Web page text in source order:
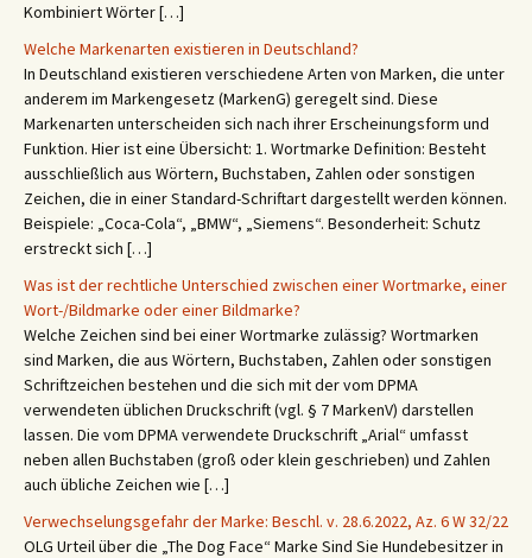
Kombiniert Wörter […]
Welche Markenarten existieren in Deutschland?
In Deutschland existieren verschiedene Arten von Marken, die unter
anderem im Markengesetz (MarkenG) geregelt sind. Diese
Markenarten unterscheiden sich nach ihrer Erscheinungsform und
Funktion. Hier ist eine Übersicht: 1. Wortmarke Definition: Besteht
ausschließlich aus Wörtern, Buchstaben, Zahlen oder sonstigen
Zeichen, die in einer Standard-Schriftart dargestellt werden können.
Beispiele: „Coca-Cola“, „BMW“, „Siemens“. Besonderheit: Schutz
erstreckt sich […]
Was ist der rechtliche Unterschied zwischen einer Wortmarke, einer
Wort-/Bildmarke oder einer Bildmarke?
Welche Zeichen sind bei einer Wortmarke zulässig? Wortmarken
sind Marken, die aus Wörtern, Buchstaben, Zahlen oder sonstigen
Schriftzeichen bestehen und die sich mit der vom DPMA
verwendeten üblichen Druckschrift (vgl. § 7 MarkenV) darstellen
lassen. Die vom DPMA verwendete Druckschrift „Arial“ umfasst
neben allen Buchstaben (groß oder klein geschrieben) und Zahlen
auch übliche Zeichen wie […]
Verwechselungsgefahr der Marke: Beschl. v. 28.6.2022, Az. 6 W 32/22
OLG Urteil über die „The Dog Face“ Marke Sind Sie Hundebesitzer in